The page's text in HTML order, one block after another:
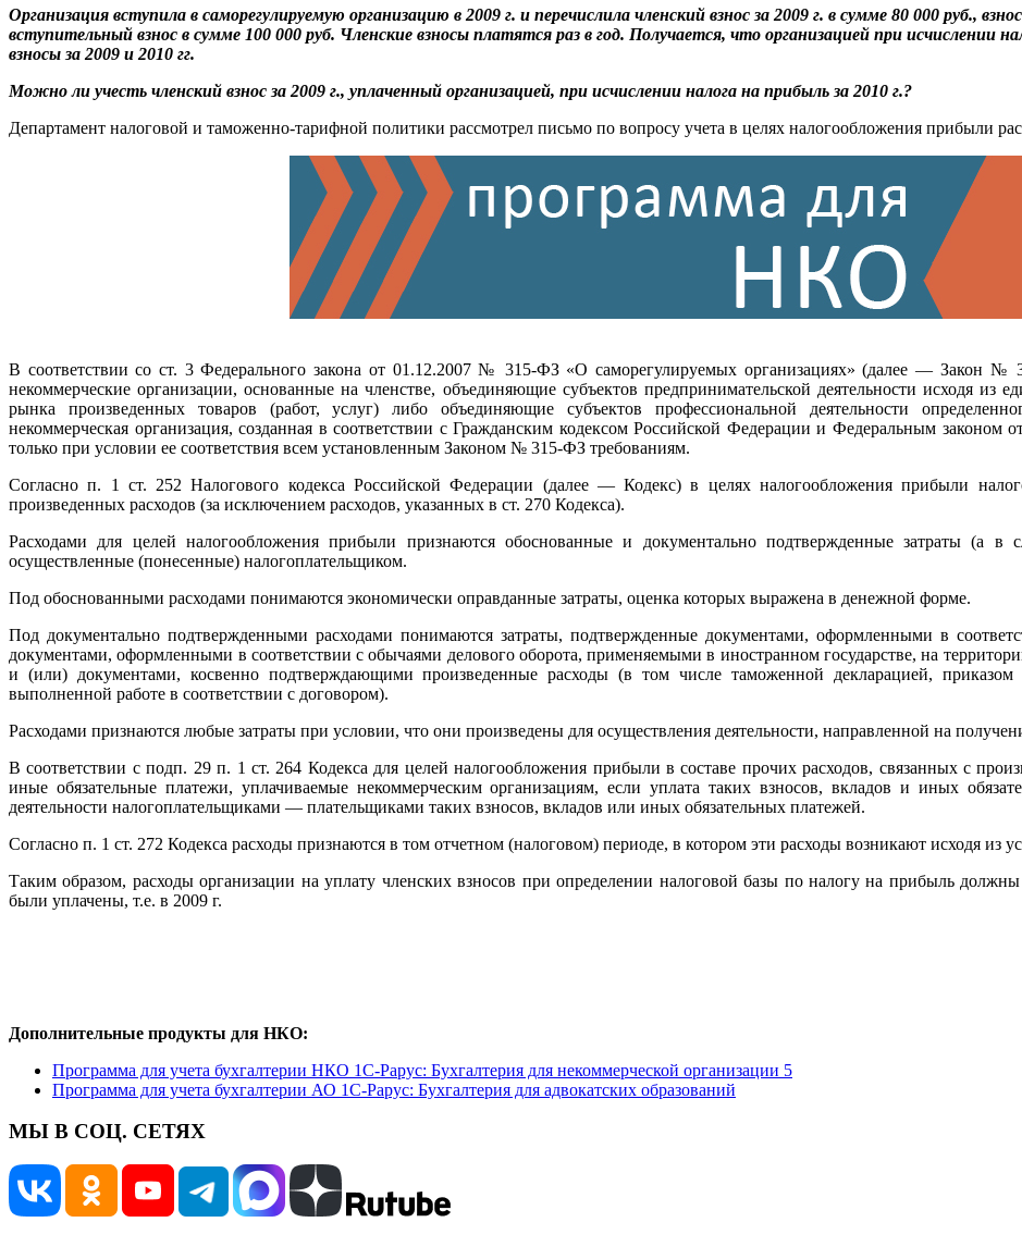
Организация вступила в саморегулируемую организацию в 2009 г. и перечислила членский взнос за 2009 г. в сумме 80 000 руб.,
вступительный взнос в сумме 100 000 руб. Членские взносы платятся раз в год. Получается, что организацией при исчислении
взносы за 2009 и 2010 гг.
Можно ли учесть членский взнос за 2009 г., уплаченный организацией, при исчислении налога на прибыль за 2010 г.?
Департамент налоговой и таможенно-тарифной политики рассмотрел письмо по вопросу учета в целях налогообложения прибыли
В соответствии со ст. 3 Федерального закона от 01.12.2007 № 315-ФЗ «О саморегулируемых организациях» (далее — Закон №
некоммерческие организации, основанные на членстве, объединяющие субъектов предпринимательской деятельности исходя из
рынка произведенных товаров (работ, услуг) либо объединяющие субъектов профессиональной деятельности
некоммерческая организация, созданная в соответствии с Гражданским кодексом Российской Федерации и Федеральным
только при условии ее соответствия всем установленным Законом № 315-ФЗ требованиям.
Согласно п. 1 ст. 252 Налогового кодекса Российской Федерации (далее — Кодекс) в целях налогообложения прибыли
произведенных расходов (за исключением расходов, указанных в ст. 270 Кодекса).
Расходами для целей налогообложения прибыли признаются обоснованные и документально подтвержденные затраты (а в
осуществленные (понесенные) налогоплательщиком.
Под обоснованными расходами понимаются экономически оправданные затраты, оценка которых выражена в денежной форме.
Под документально подтвержденными расходами понимаются затраты, подтвержденные документами, оформленными в
документами, оформленными в соответствии с обычаями делового оборота, применяемыми в иностранном государстве, на
и (или) документами, косвенно подтверждающими произведенные расходы (в том числе таможенной декларацией,
выполненной работе в соответствии с договором).
Расходами признаются любые затраты при условии, что они произведены для осуществления деятельности, направленной на
В соответствии с подп. 29 п. 1 ст. 264 Кодекса для целей налогообложения прибыли в составе прочих расходов, связанных с
иные обязательные платежи, уплачиваемые некоммерческим организациям, если уплата таких взносов, вкладов и иных
деятельности налогоплательщиками — плательщиками таких взносов, вкладов или иных обязательных платежей.
Согласно п. 1 ст. 272 Кодекса расходы признаются в том отчетном (налоговом) периоде, в котором эти расходы возникают исходя из
Таким образом, расходы организации на уплату членских взносов при определении налоговой базы по налогу на прибыль
были уплачены, т.е. в 2009 г.
Дополнительные продукты для НКО:
Программа для учета бухгалтерии НКО 1С-Рарус: Бухгалтерия для некоммерческой организации 5
Программа для учета бухгалтерии АО 1С-Рарус: Бухгалтерия для адвокатских образований
МЫ В СОЦ. СЕТЯХ